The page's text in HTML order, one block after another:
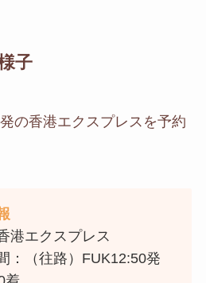
子
の香港エクスプレスを予約
港エクスプレス
：（往路）FUK12:50発